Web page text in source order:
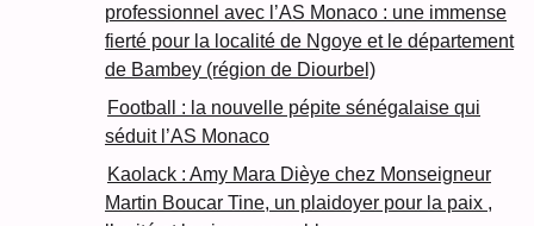
professionnel avec l’AS Monaco : une immense
fierté pour la localité de Ngoye et le département
de Bambey (région de Diourbel)
Football : la nouvelle pépite sénégalaise qui
séduit l’AS Monaco
Kaolack : Amy Mara Dièye chez Monseigneur
Martin Boucar Tine, un plaidoyer pour la paix ,